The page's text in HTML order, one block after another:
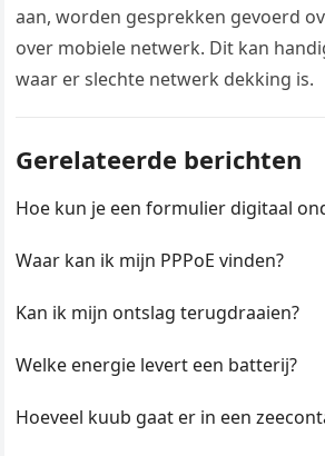
aan, worden gesprekken gevoerd
over mobiele netwerk. Dit kan
waar er slechte netwerk dekking is.
Gerelateerde berichten
Hoe kun je een formulier digitaal
Waar kan ik mijn PPPoE vinden?
Kan ik mijn ontslag terugdraaien?
Welke energie levert een batterij?
Hoeveel kuub gaat er in een